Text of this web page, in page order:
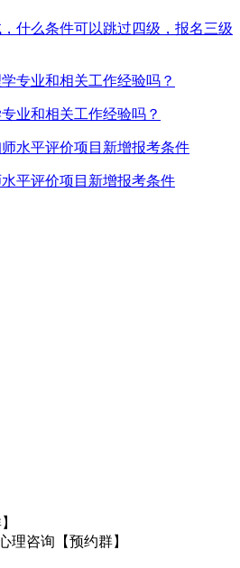
什么条件可以跳过四级，报名三级
业和相关工作经验吗？
平评价项目新增报考条件
理咨询【预约群】